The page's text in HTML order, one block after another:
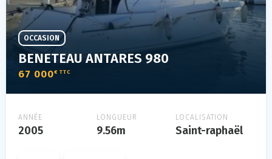
BENETEAU ANTARES 980
67 000€ TTC
OCCASION
ANNÉE
2005
LONGUEUR
9.56m
LOCALISATION
Saint-raphaël